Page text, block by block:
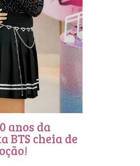
anos da
BTS cheia de